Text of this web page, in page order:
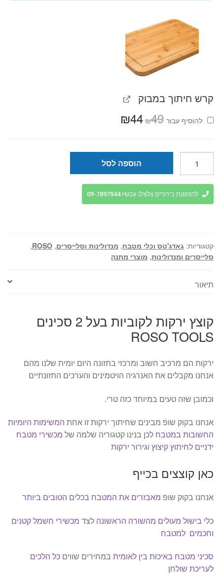
קרש חיתוך במבוק
להוסיף⁦⁩ עבור ₪49 המחיר
המקורי
₪44
קוצץ
ירקות
לקוביות
סכינים
ROSO
הוספה לסל
להזמנות בירורים צלצלו עכשיו 09-7897944
קטגוריות: גאדג'טס וכלי מטבח, מנדולינות וסלייסרים,
ROSO
,
סלייסרים ומנדולינות, מוצרי מתנה
תיאור
קוצץ ירקות לקוביות בעל 2 סכינים
ROSO TOOLS
ירקות הם מרכיב חשוב ומרכזי בתזונה היום יומית שלנו מהם
אנחנו מקבלים את האנרגיה הויטמינים והערכים התזונתיים
וכמובן שזה טעים במיוחד כזה טרי.
אנחנו בקוק שופ מבינים שחיתוך ירקות זו אחת המשימות היומיות
החשובות במטבח לכן בנינו קטגוריה שלמה של מכשירי מטבח
ידניים לחיתוץ קיצוץ וגירור ירקות
כאן קוצצים בכייף
אנחנו בקוק שופ מאבזרים את המטבח בכלים הטובים ביותר
כלי בישול מעולים מהשורה הראשונה לצד מכשירי חשמל קטנים
וחכמים למטבח
סכיני מטבח באיכות בין לאומית במחירים שווים כל הלכים
לעריכת שולחן